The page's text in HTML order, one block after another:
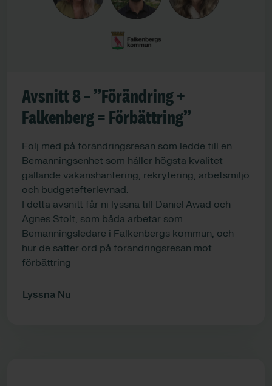
Avsnitt 8 – ”Förändring +
Falkenberg = Förbättring”
Följ med på förändringsresan som ledde till en
Bemanningsenhet som håller högsta kvalitet
gällande vakanshantering, rekrytering, arbetsmiljö
och budgetefterlevnad.
I detta avsnitt får ni lyssna till Daniel Awad och
Agnes Stolt, som båda arbetar som
Bemanningsledare i Falkenbergs kommun, och
hur de sätter ord på förändringsresan mot
förbättring
Lyssna Nu